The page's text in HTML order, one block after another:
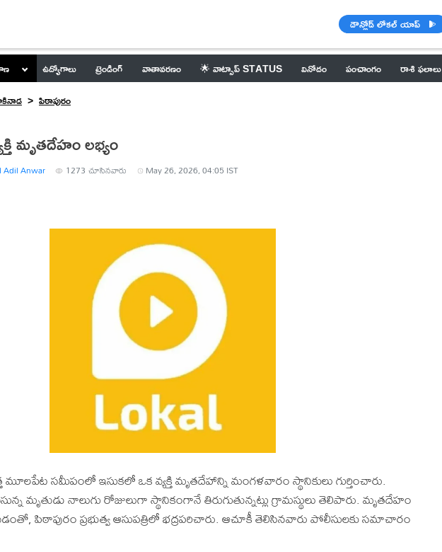
డౌన్లోడ్ లోకల్ యాప్
ఉద్యోగాలు ట్రెండింగ్ వాతావరణం 🌟 వాట్సాప్ STATUS వినోదం పంచాంగం రాశి ఫలాలు
పిఠాపురం
మృతదేహం లభ్యం
Adil Anwar 1273 చూసినవారు May 26, 2026, 04:05 IST
మూలపేట సమీపంలో ఇసుకలో ఒక వ్యక్తి మృతదేహాన్ని మంగళవారం స్థానికులు గుర్తించారు.
మృతుడు నాలుగు రోజులుగా స్థానికంగానే తిరుగుతున్నట్లు గ్రామస్థులు తెలిపారు. మృతదేహం
పిఠాపురం ప్రభుత్వ ఆసుపత్రిలో భద్రపరిచారు. ఆచూకీ తెలిసినవారు పోలీసులకు సమాచారం